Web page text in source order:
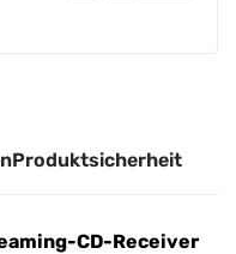
Produktsicherheit
CD-Receiver